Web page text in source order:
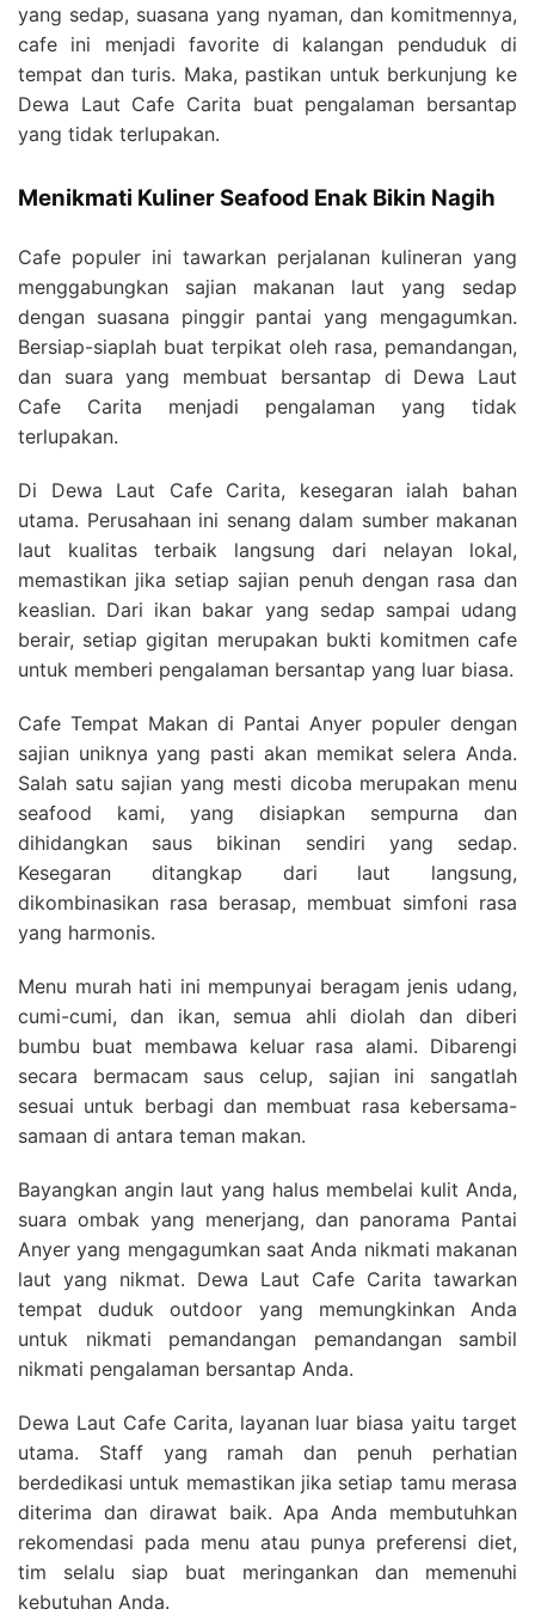
yang sedap, suasana yang nyaman, dan komitmennya,
cafe ini menjadi favorite di kalangan penduduk di
tempat dan turis. Maka, pastikan untuk berkunjung ke
Dewa Laut Cafe Carita buat pengalaman bersantap
yang tidak terlupakan.
Menikmati Kuliner Seafood Enak Bikin Nagih
Cafe populer ini tawarkan perjalanan kulineran yang
menggabungkan sajian makanan laut yang sedap
dengan suasana pinggir pantai yang mengagumkan.
Bersiap-siaplah buat terpikat oleh rasa, pemandangan,
dan suara yang membuat bersantap di Dewa Laut
Cafe Carita menjadi pengalaman yang tidak
terlupakan.
Di Dewa Laut Cafe Carita, kesegaran ialah bahan
utama. Perusahaan ini senang dalam sumber makanan
laut kualitas terbaik langsung dari nelayan lokal,
memastikan jika setiap sajian penuh dengan rasa dan
keaslian. Dari ikan bakar yang sedap sampai udang
berair, setiap gigitan merupakan bukti komitmen cafe
untuk memberi pengalaman bersantap yang luar biasa.
Cafe Tempat Makan di Pantai Anyer populer dengan
sajian uniknya yang pasti akan memikat selera Anda.
Salah satu sajian yang mesti dicoba merupakan menu
seafood kami, yang disiapkan sempurna dan
dihidangkan saus bikinan sendiri yang sedap.
Kesegaran ditangkap dari laut langsung,
dikombinasikan rasa berasap, membuat simfoni rasa
yang harmonis.
Menu murah hati ini mempunyai beragam jenis udang,
cumi-cumi, dan ikan, semua ahli diolah dan diberi
bumbu buat membawa keluar rasa alami. Dibarengi
secara bermacam saus celup, sajian ini sangatlah
sesuai untuk berbagi dan membuat rasa kebersama-
samaan di antara teman makan.
Bayangkan angin laut yang halus membelai kulit Anda,
suara ombak yang menerjang, dan panorama Pantai
Anyer yang mengagumkan saat Anda nikmati makanan
laut yang nikmat. Dewa Laut Cafe Carita tawarkan
tempat duduk outdoor yang memungkinkan Anda
untuk nikmati pemandangan pemandangan sambil
nikmati pengalaman bersantap Anda.
Dewa Laut Cafe Carita, layanan luar biasa yaitu target
utama. Staff yang ramah dan penuh perhatian
berdedikasi untuk memastikan jika setiap tamu merasa
diterima dan dirawat baik. Apa Anda membutuhkan
rekomendasi pada menu atau punya preferensi diet,
tim selalu siap buat meringankan dan memenuhi
kebutuhan Anda.